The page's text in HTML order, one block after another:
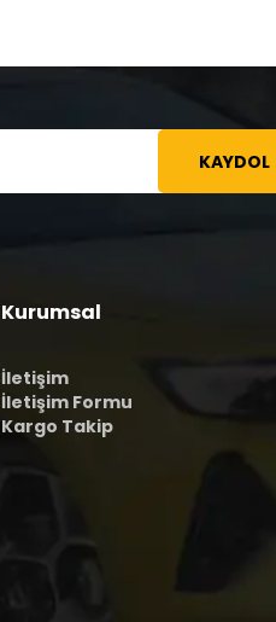
KAYDOL
Kurumsal
İletişim
İletişim Formu
Kargo Takip